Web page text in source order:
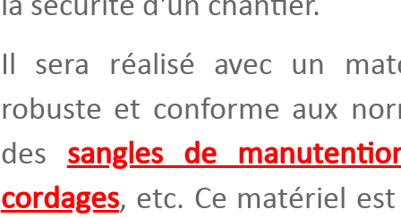
la sécurité d'un chantier.
Il sera réalisé avec un
robuste et conforme aux
des sangles de
cordages, etc. Ce matériel